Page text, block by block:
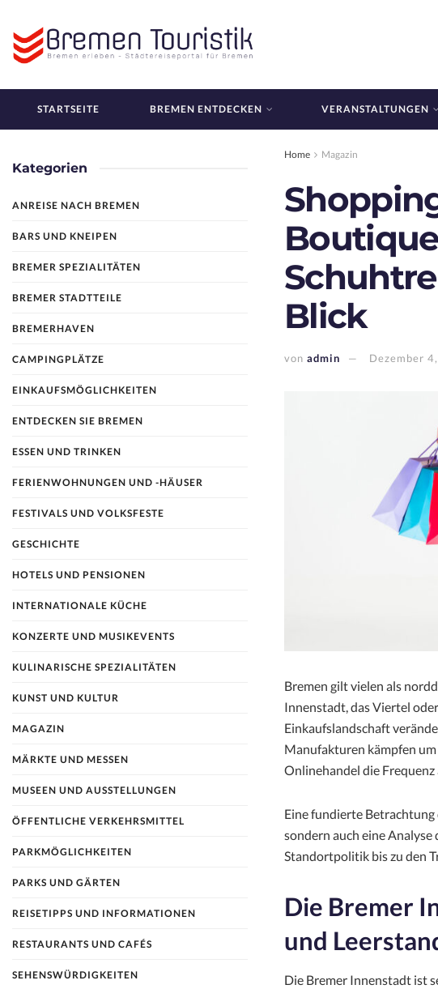
STARTSEITE BREMEN ENTDECKEN VERANSTALTUNGEN
Home Magazin
Blick
von admin Dezember
Bremen gilt vielen als
Innenstadt, das Viertel
Einkaufslandschaft
Manufakturen kämpfen
Onlinehandel die
Eine fundierte Betrachtung
sondern auch eine
Standortpolitik bis zu den
Die Bremer
und
Die Bremer Innenstadt ist
Kategorien
ANREISE NACH BREMEN
BARS UND KNEIPEN
BREMER SPEZIALITÄTEN
BREMER STADTTEILE
BREMERHAVEN
CAMPINGPLÄTZE
EINKAUFSMÖGLICHKEITEN
ENTDECKEN SIE BREMEN
ESSEN UND TRINKEN
FERIENWOHNUNGEN UND -HÄUSER
FESTIVALS UND VOLKSFESTE
GESCHICHTE
HOTELS UND PENSIONEN
INTERNATIONALE KÜCHE
KONZERTE UND MUSIKEVENTS
KULINARISCHE SPEZIALITÄTEN
KUNST UND KULTUR
MAGAZIN
MÄRKTE UND MESSEN
MUSEEN UND AUSSTELLUNGEN
ÖFFENTLICHE VERKEHRSMITTEL
PARKMÖGLICHKEITEN
PARKS UND GÄRTEN
REISETIPPS UND INFORMATIONEN
RESTAURANTS UND CAFÉS
SEHENSWÜRDIGKEITEN